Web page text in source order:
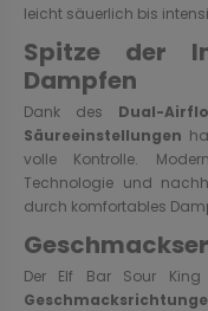
leicht säuerlich bis
Spitze der
Dampfen
Dank des Dual-
Säureeinstellungen
volle Kontrolle.
Technologie und
durch komfortables
Der Elf Bar Sour